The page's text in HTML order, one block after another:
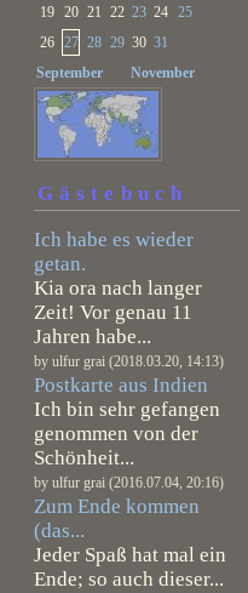
19 20 21 22 23 24 25
26
27 28 29 30 31
September
November
Gästebuch
Ich habe es wieder
getan.
Kia ora nach langer
Zeit! Vor genau 11
Jahren habe...
by ulfur grai (2018.03.20, 14:13)
Postkarte aus Indien
Ich bin sehr gefangen
genommen von der
Schönheit...
by ulfur grai (2016.07.04, 20:16)
Zum Ende kommen
(das...
Jeder Spaß hat mal ein
Ende; so auch dieser...